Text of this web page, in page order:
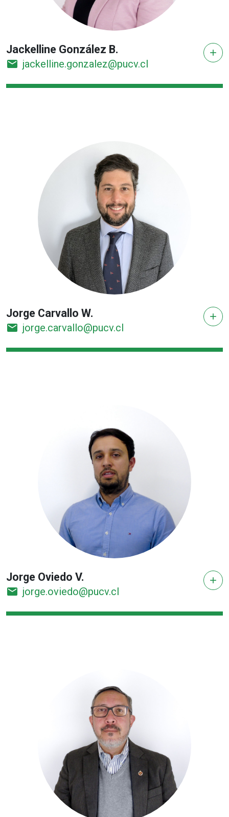
Jackelline González B.
email jackelline.gonzalez@pucv.cl
add
Jorge Carvallo W.
email jorge.carvallo@pucv.cl
add
Jorge Oviedo V.
email jorge.oviedo@pucv.cl
add